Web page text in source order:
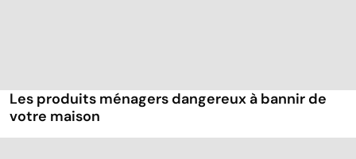
Les produits ménagers dangereux à bannir de
votre maison